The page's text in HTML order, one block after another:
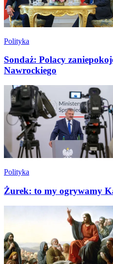
Polityka
Sondaż: Polacy
Nawrockiego
Polityka
Żurek: to my ogrywamy